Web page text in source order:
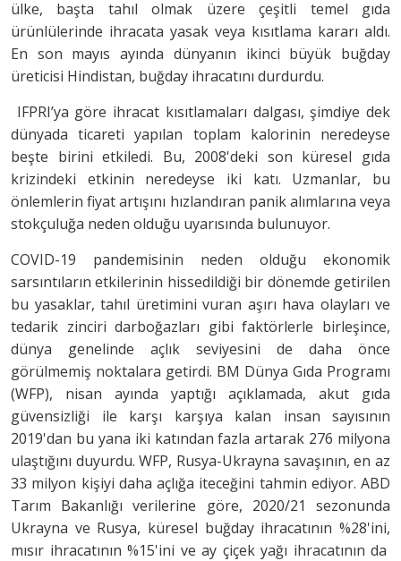
ülke, başta tahıl olmak üzere çeşitli temel gıda
ürünlülerinde ihracata yasak veya kısıtlama kararı aldı.
En son mayıs ayında dünyanın ikinci büyük buğday
üreticisi Hindistan, buğday ihracatını durdurdu.
IFPRI’ya göre ihracat kısıtlamaları dalgası, şimdiye dek
dünyada ticareti yapılan toplam kalorinin neredeyse
beşte birini etkiledi. Bu, 2008'deki son küresel gıda
krizindeki etkinin neredeyse iki katı. Uzmanlar, bu
önlemlerin fiyat artışını hızlandıran panik alımlarına veya
stokçuluğa neden olduğu uyarısında bulunuyor.
COVID-19 pandemisinin neden olduğu ekonomik
sarsıntıların etkilerinin hissedildiği bir dönemde getirilen
bu yasaklar, tahıl üretimini vuran aşırı hava olayları ve
tedarik zinciri darboğazları gibi faktörlerle birleşince,
dünya genelinde açlık seviyesini de daha önce
görülmemiş noktalara getirdi. BM Dünya Gıda Programı
(WFP), nisan ayında yaptığı açıklamada, akut gıda
güvensizliği ile karşı karşıya kalan insan sayısının
2019'dan bu yana iki katından fazla artarak 276 milyona
ulaştığını duyurdu. WFP, Rusya-Ukrayna savaşının, en az
33 milyon kişiyi daha açlığa iteceğini tahmin ediyor. ABD
Tarım Bakanlığı verilerine göre, 2020/21 sezonunda
Ukrayna ve Rusya, küresel buğday ihracatının %28'ini,
mısır ihracatının %15'ini ve ay çiçek yağı ihracatının da